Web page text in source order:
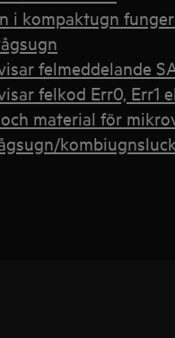
i kompaktugn
felmeddelande
felkod Err0, Err1
material för